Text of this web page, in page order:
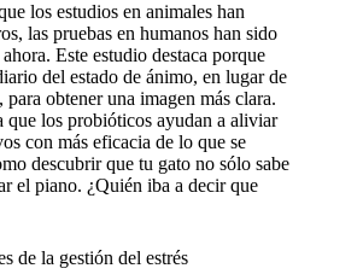
los estudios en animales han
las pruebas en humanos han sido
Este estudio destaca porque
del estado de ánimo, en lugar de
obtener una imagen más clara.
que los probióticos ayudan a aliviar
con más eficacia de lo que se
descubrir que tu gato no sólo sabe
el piano. ¿Quién iba a decir que
de la gestión del estrés